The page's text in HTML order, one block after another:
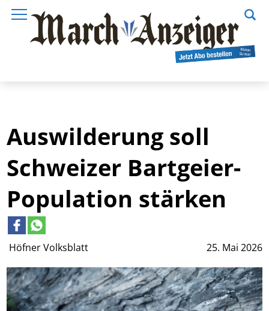
Höfner Volksblatt 25. Mai 2026
Auswilderung soll
Schweizer Bartgeier-
Population stärken